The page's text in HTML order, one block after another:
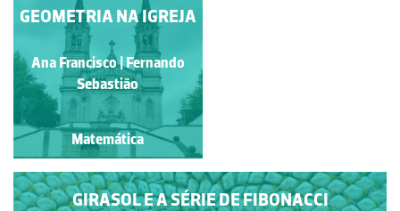
CIRCUNFERÊNCIAS
Carla Rentes
Matemática
GIRASOL E A SÉRIE DE FIBONACCI
GEOMETRIA NA IGREJA
Ana Francisco | Fernando
Sebastião
Matemática